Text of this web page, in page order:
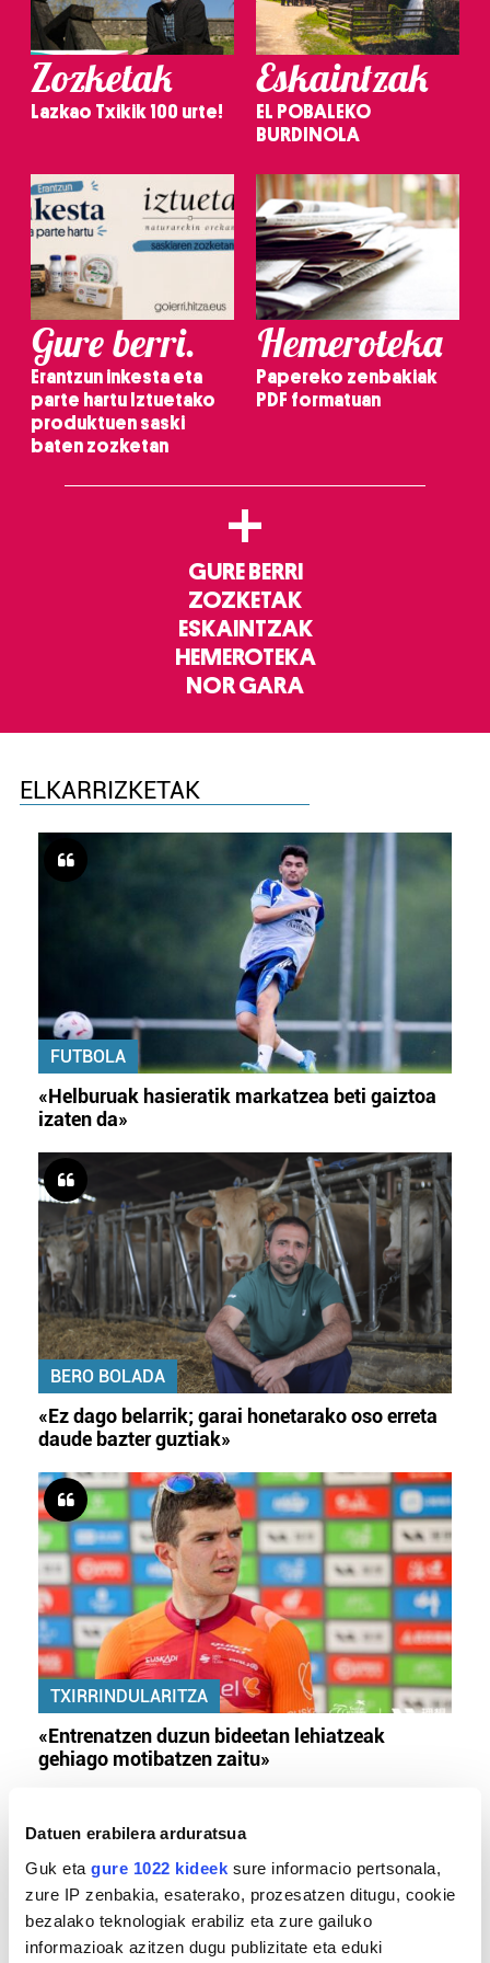
Datuen erabilera arduratsua
Guk eta gure 1022 kideek sure informacio pertsonala,
zure IP zenbakia, esaterako, prozesatzen ditugu, cookie
bezalako teknologiak erabiliz eta zure gailuko
informazioak azitzen dugu publizitate eta eduki
Zozketak
Lazkao Txikik 100 urte!
Eskaintzak
EL POBALEKO
BURDINOLA
Gure berri.
Erantzun inkesta eta
parte hartu Iztuetako
produktuen saski
baten zozketan
Hemeroteka
Papereko zenbakiak
PDF formatuan
+
GURE BERRI
ZOZKETAK
ESKAINTZAK
HEMEROTEKA
NOR GARA
ELKARRIZKETAK
FUTBOLA
«Helburuak hasieratik markatzea beti gaiztoa
izaten da»
BERO BOLADA
«Ez dago belarrik; garai honetarako oso erreta
daude bazter guztiak»
TXIRRINDULARITZA
«Entrenatzen duzun bideetan lehiatzeak
gehiago motibatzen zaitu»